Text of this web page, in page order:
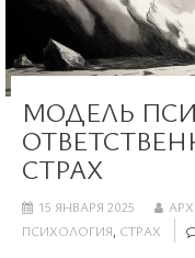
МОДЕЛЬ
СТРАХ
15 ЯНВАРЯ 2025
ПСИХОЛОГИЯ, СТРАХ